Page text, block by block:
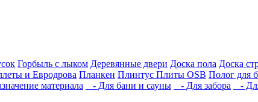
Горбыль с лыком Деревянные двери Доска пола Доска
и Евродрова Планкен Плинтус Плиты OSB Полог для
материала - Для бани и сауны - Для забора
-